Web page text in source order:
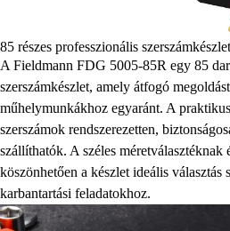
85 részes professzionális szerszámkészlet
A Fieldmann FDG 5005-85R egy 85
szerszámkészlet, amely átfogó
műhelymunkákhoz egyaránt. A
szerszámok rendszerezetten,
szállíthatók. A széles méretválasztéknak
köszönhetően a készlet ideális választás
karbantartási feladatokhoz.